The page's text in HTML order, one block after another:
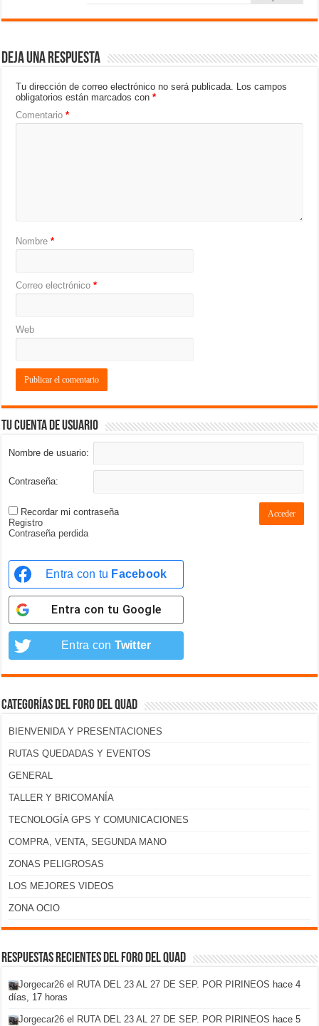
Deja una respuesta
Tu dirección de correo electrónico no será publicada. Los campos
obligatorios están marcados con*
Comentario*
Nombre*
Correo electrónico*
Web
Tu cuenta de usuario
Nombre de usuario:
Contraseña:
Recordar mi contraseña Acceder
Registro
Contraseña perdida
Entra con tu Facebook
Entra con tu Google
Entra con Twitter
Categorías del foro del Quad
BIENVENIDA Y PRESENTACIONES
RUTAS QUEDADAS Y EVENTOS
GENERAL
TALLER Y BRICOMANÍA
TECNOLOGÍA GPS Y COMUNICACIONES
COMPRA, VENTA, SEGUNDA MANO
ZONAS PELIGROSAS
LOS MEJORES VIDEOS
ZONA OCIO
Respuestas recientes del foro del Quad
Jorgecar26 el RUTA DEL 23 AL 27 DE SEP. POR PIRINEOS hace 4
días, 17 horas
Jorgecar26 el RUTA DEL 23 AL 27 DE SEP. POR PIRINEOS hace 5